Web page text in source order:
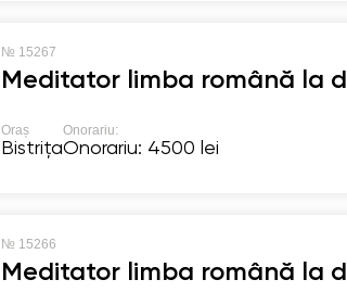
№ 15267
Meditator limba română la
Oraș
Bistrița
Onorariu:
Onorariu: 4500 lei
№ 15266
Meditator limba română la